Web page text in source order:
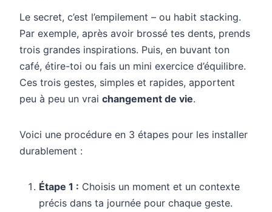
Le secret, c’est l’empilement – ou habit stacking.
Par exemple, après avoir brossé tes dents, prends
trois grandes inspirations. Puis, en buvant ton
café, étire-toi ou fais un mini exercice d’équilibre.
Ces trois gestes, simples et rapides, apportent
peu à peu un vrai changement de vie.
Voici une procédure en 3 étapes pour les installer
durablement :
Étape 1 : Choisis un moment et un contexte
précis dans ta journée pour chaque geste.